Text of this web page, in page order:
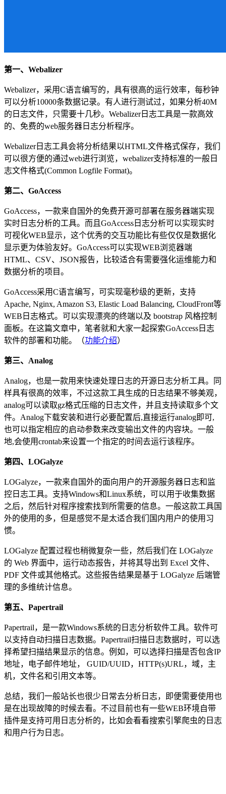
第一、Webalizer
Webalizer，采用C语言编写的，具有很高的运行效率，每秒钟
可以分析10000条数据记录。有人进行测试过，如果分析40M
的日志文件，只需要十几秒。Webalizer日志工具是一款高效
的、免费的web服务器日志分析程序。
Webalizer日志工具会将分析结果以HTML文件格式保存，我们
可以很方便的通过web进行浏览，webalizer支持标准的一般日
志文件格式(Common Logfile Format)。
第二、GoAccess
GoAccess，一款来自国外的免费开源可部署在服务器端实现
实时日志分析的工具。而且GoAccess日志分析可以实现实时
可视化WEB显示，这个优秀的交互功能比有些仅仅是数据化
显示更为体验友好。GoAccess可以实现WEB浏览器端
HTML、CSV、JSON报告，比较适合有需要强化运维能力和
数据分析的项目。
GoAccess采用C语言编写，可实现毫秒级的更新，支持
Apache, Nginx, Amazon S3, Elastic Load Balancing, CloudFront等
WEB日志格式。可以实现漂亮的终端以及 bootstrap 风格控制
面板。在这篇文章中，笔者就和大家一起探索GoAccess日志
软件的部署和功能。（功能介绍）
第三、Analog
Analog，也是一款用来快速处理日志的开源日志分析工具。同
样具有很高的效率，不过这款工具生成的日志结果不够美观，
analog可以读取gz格式压缩的日志文件，并且支持读取多个文
件。Analog下载安装和进行必要配置后,直接运行analog即可,
也可以指定相应的启动参数来改变输出文件的内容块。一般
地,会使用crontab来设置一个指定的时间去运行该程序。
第四、LOGalyze
LOGalyze，一款来自国外的面向用户的开源服务器日志和监
控日志工具。支持Windows和Linux系统，可以用于收集数据
之后，然后针对程序搜索找到所需要的信息。一般这款工具国
外的使用的多，但是感觉不是太适合我们国内用户的使用习
惯。
LOGalyze 配置过程也稍微复杂一些，然后我们在 LOGalyze
的 Web 界面中，运行动态报告，并将其导出到 Excel 文件、
PDF 文件或其他格式。这些报告结果是基于 LOGalyze 后端管
理的多维统计信息。
第五、Papertrail
Papertrail，是一款Windows系统的日志分析软件工具。软件可
以支持自动扫描日志数据。Papertrail扫描日志数据时，可以选
择希望扫描结果显示的信息。例如，可以选择扫描是否包含IP
地址，电子邮件地址， GUID/UUID，HTTP(s)URL，域，主
机，文件名和引用文本等。
总结，我们一般站长也很少日常去分析日志，即便需要使用也
是在出现故障的时候去看。不过目前也有一些WEB环境自带
插件是支持可用日志分析的，比如会看看搜索引擎爬虫的日志
和用户行为日志。